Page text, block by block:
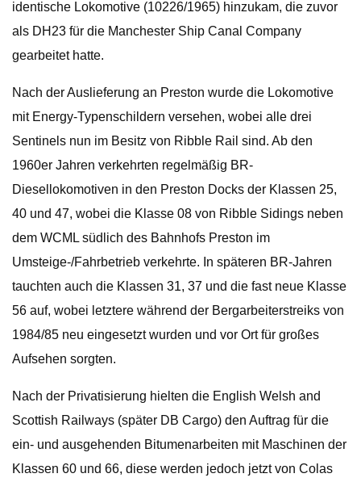
identische Lokomotive (10226/1965) hinzukam, die zuvor
als DH23 für die Manchester Ship Canal Company
gearbeitet hatte.
Nach der Auslieferung an Preston wurde die Lokomotive
mit Energy-Typenschildern versehen, wobei alle drei
Sentinels nun im Besitz von Ribble Rail sind. Ab den
1960er Jahren verkehrten regelmäßig BR-
Diesellokomotiven in den Preston Docks der Klassen 25,
40 und 47, wobei die Klasse 08 von Ribble Sidings neben
dem WCML südlich des Bahnhofs Preston im
Umsteige-/Fahrbetrieb verkehrte. In späteren BR-Jahren
tauchten auch die Klassen 31, 37 und die fast neue Klasse
56 auf, wobei letztere während der Bergarbeiterstreiks von
1984/85 neu eingesetzt wurden und vor Ort für großes
Aufsehen sorgten.
Nach der Privatisierung hielten die English Welsh and
Scottish Railways (später DB Cargo) den Auftrag für die
ein- und ausgehenden Bitumenarbeiten mit Maschinen der
Klassen 60 und 66, diese werden jedoch jetzt von Colas